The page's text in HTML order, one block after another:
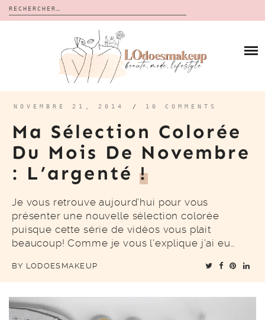
Rechercher :
CALENDRIERS DE L’AVENT
BON PLAN
À PROPOS
CONTACT
NOVEMBRE 21, 2014 / 10 COMMENTS
Ma Sélection Colorée
Du Mois De Novembre
: L’argenté!
Je vous retrouve aujourd’hui pour vous
présenter une nouvelle sélection colorée
puisque cette série de vidéos vous plait
beaucoup! Comme je vous l’explique j’ai eu…
BY LODOESMAKEUP